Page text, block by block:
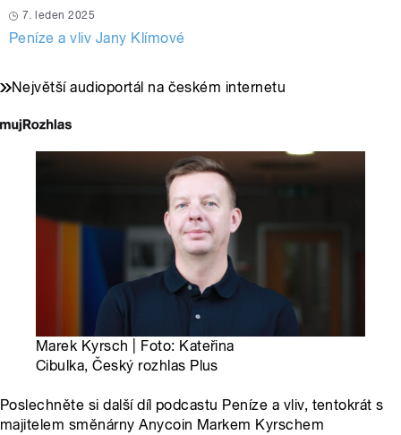
7. leden 2025
Peníze a vliv Jany Klímové
Největší audioportál na českém internetu
Marek Kyrsch | Foto: Kateřina
Cibulka, Český rozhlas Plus
Poslechněte si další díl podcastu Peníze a vliv, tentokrát s
majitelem směnárny Anycoin Markem Kyrschem